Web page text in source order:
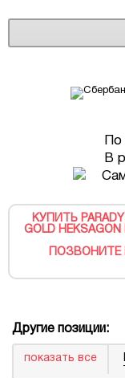
В
КУПИТЬ
GOLD
Другие позиции:
показать все